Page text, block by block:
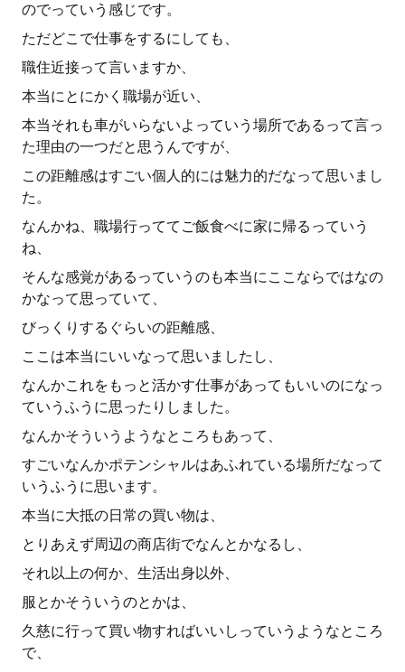
のでっていう感じです。
ただどこで仕事をするにしても、
職住近接って言いますか、
本当にとにかく職場が近い、
本当それも車がいらないよっていう場所であるって言っ
た理由の一つだと思うんですが、
この距離感はすごい個人的には魅力的だなって思いまし
た。
なんかね、職場行っててご飯食べに家に帰るっていう
ね、
そんな感覚があるっていうのも本当にここならではなの
かなって思っていて、
びっくりするぐらいの距離感、
ここは本当にいいなって思いましたし、
なんかこれをもっと活かす仕事があってもいいのになっ
ていうふうに思ったりしました。
なんかそういうようなところもあって、
すごいなんかポテンシャルはあふれている場所だなって
いうふうに思います。
本当に大抵の日常の買い物は、
とりあえず周辺の商店街でなんとかなるし、
それ以上の何か、生活出身以外、
服とかそういうのとかは、
久慈に行って買い物すればいいしっていうようなところ
で、